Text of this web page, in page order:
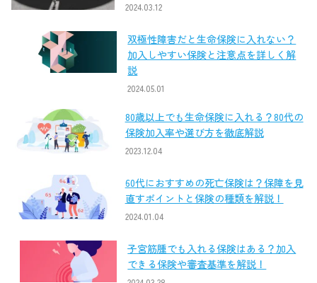
2024.03.12
双極性障害だと生命保険に入れない？
加入しやすい保険と注意点を詳しく解
説
2024.05.01
80歳以上でも生命保険に入れる？80代の
保険加入率や選び方を徹底解説
2023.12.04
60代におすすめの死亡保険は？保障を見
直すポイントと保険の種類を解説！
2024.01.04
子宮筋腫でも入れる保険はある？加入
できる保険や審査基準を解説！